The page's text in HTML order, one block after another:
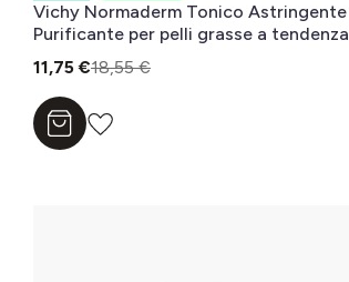
Vichy Normaderm Tonico Astringente
Purificante per pelli grasse a tendenza
acneica 200 ml
11,75 €18,55 €
Aggiungi al carrello